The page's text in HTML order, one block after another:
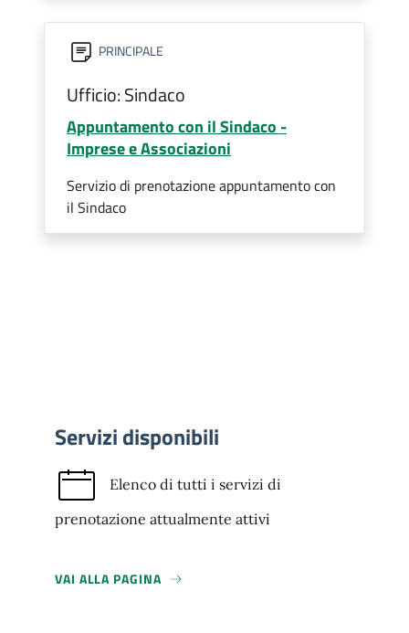
PRINCIPALE
Ufficio: Sindaco
Appuntamento con il Sindaco -
Imprese e Associazioni
Servizio di prenotazione appuntamento con
il Sindaco
Servizi disponibili
Elenco di tutti i servizi di
prenotazione attualmente attivi
VAI ALLA PAGINA